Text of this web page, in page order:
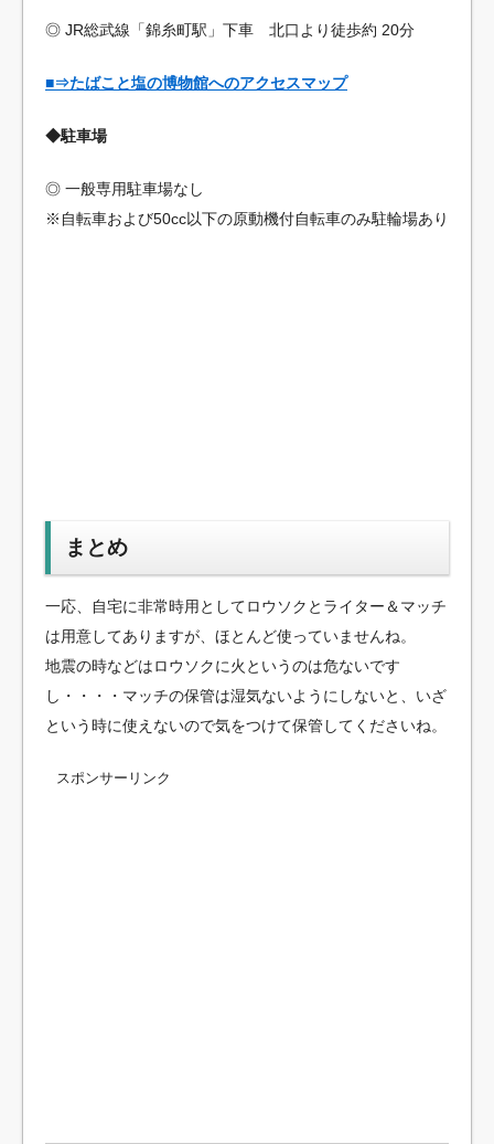
◎ JR総武線「錦糸町駅」下車 北口より徒歩約 20分
■⇒たばこと塩の博物館へのアクセスマップ
◆駐車場
◎ 一般専用駐車場なし
※自転車および50cc以下の原動機付自転車のみ駐輪場あり
まとめ
一応、自宅に非常時用としてロウソクとライター＆マッチ
は用意してありますが、ほとんど使っていませんね。
地震の時などはロウソクに火というのは危ないです
し・・・・マッチの保管は湿気ないようにしないと、いざ
という時に使えないので気をつけて保管してくださいね。
スポンサーリンク